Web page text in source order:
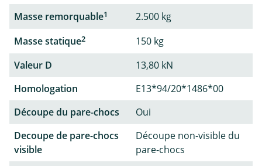
Masse remorquable1
2.500 kg
Masse statique2
150 kg
Valeur D
13,80 kN
Homologation
E13*94/20*1486*00
Découpe du pare-chocs
Oui
Decoupe de pare-chocs
visible
Découpe non-visible du
pare-chocs